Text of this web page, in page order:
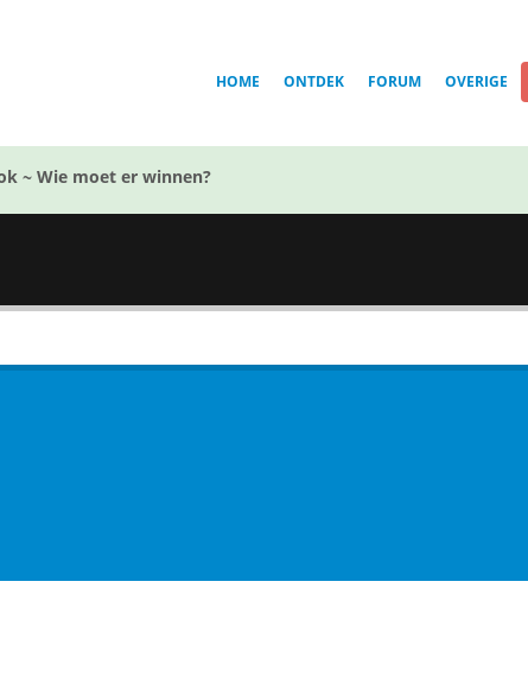
HOME ONTDEK FORUM OVERIGE
~ Wie moet er winnen?